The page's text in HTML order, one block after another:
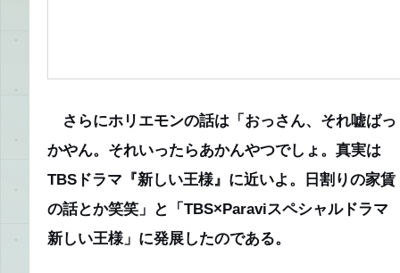
さらにホリエモンの話は「おっさん、それ嘘ばっ
かやん。それいったらあかんやつでしょ。真実は
TBSドラマ『新しい王様』に近いよ。日割りの家賃
の話とか笑笑」と「TBS×Paraviスペシャルドラ
新しい王様」に発展したのである。